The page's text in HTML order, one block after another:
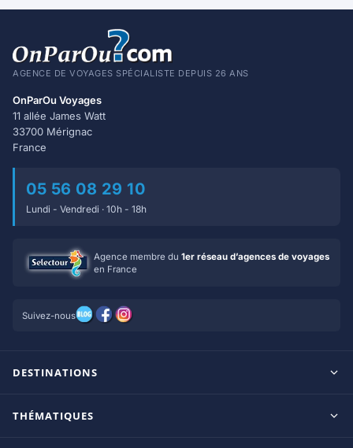
AGENCE DE VOYAGES SPÉCIALISTE DEPUIS 26 ANS
OnParOu Voyages
11 allée James Watt
33700 Mérignac
France
05 56 08 29 10
Lundi - Vendredi · 10h - 18h
Agence membre du 1er réseau d’agences de voyages
en France
Suivez-nous
DESTINATIONS
THÉMATIQUES